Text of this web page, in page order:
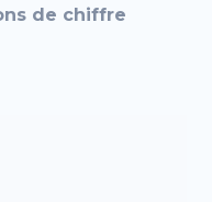
de chiffre